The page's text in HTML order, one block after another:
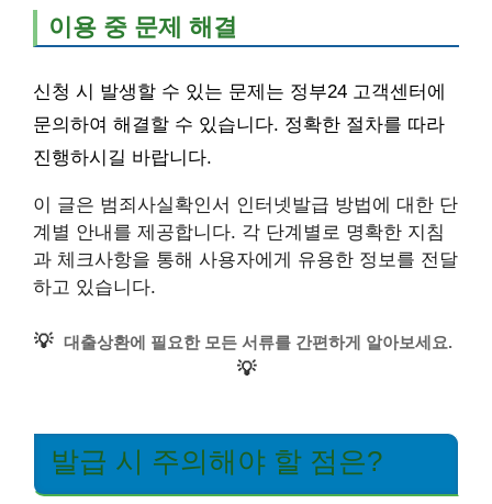
이용 중 문제 해결
신청 시 발생할 수 있는 문제는 정부24 고객센터에
문의하여 해결할 수 있습니다. 정확한 절차를 따라
진행하시길 바랍니다.
이 글은 범죄사실확인서 인터넷발급 방법에 대한 단
계별 안내를 제공합니다. 각 단계별로 명확한 지침
과 체크사항을 통해 사용자에게 유용한 정보를 전달
하고 있습니다.
💡 대출상환에 필요한 모든 서류를 간편하게 알아보세요.
💡
발급 시 주의해야 할 점은?